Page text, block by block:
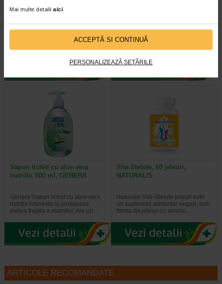
Mai multe detalii aici.
ACCEPTĂ SI CONTINUĂ
PERSONALIZEAZĂ SETĂRILE
ml, GENERA
• Asigura protectie impotriva
mirosurilor neplacute cauzate de
Genera Dolce Natura - un rasfat pe
Sapun lichid cu aloe vera
nutritiv, 500 ml, GENERA
Genera Sapun lichid cu aloe vera
nutritiv hraneste si protejeaza
pielea fragila a mainilor. Are un…
Vita-Stelute, 60 jeleuri,
NATURALIS
Naturalis Vita-Stelute jeleuri este
un supliment alimentar vegan, sub
forma de jeleuri cu aroma…
ARTICOLE RECOMANDATE